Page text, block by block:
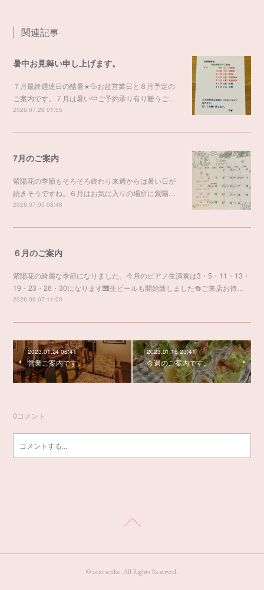
関連記事
暑中お見舞い申し上げます。
７月最終週連日の酷暑☀️💦お盆営業日と８月予定の
ご案内です。７月は暑い中ご予約承り有り難うご…
2026.07.29 01:55
7月のご案内
紫陽花の季節もそろそろ終わり来週からは暑い日が
続きそうですね。６月はお気に入りの場所に紫陽…
2026.07.05 08:48
６月のご案内
紫陽花の綺麗な季節になりました。今月のピアノ生演奏は3・5・11・13・
19・23・26・30になります🎹生ビールも開始致しました🍻ご来店お待…
2026.06.07 11:00
2023.01.24 06:41
営業ご案内です。
2023.01.16 23:41
今週のご案内です。
0コメント
© 2021 senke. All Rights Reserved.